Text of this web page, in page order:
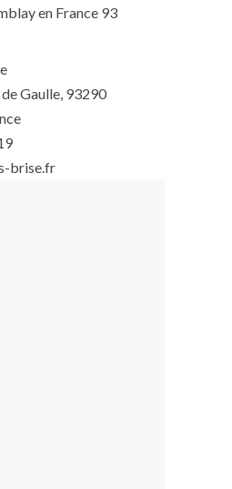
en France 93
Gaulle, 93290
brise.fr